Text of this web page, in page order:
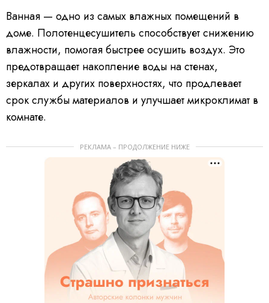
Ванная — одно из самых влажных помещений в
доме. Полотенцесушитель способствует снижению
влажности, помогая быстрее осушить воздух. Это
предотвращает накопление воды на стенах,
зеркалах и других поверхностях, что продлевает
срок службы материалов и улучшает микроклимат в
комнате.
РЕКЛАМА – ПРОДОЛЖЕНИЕ НИЖЕ